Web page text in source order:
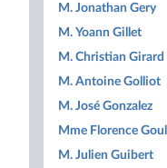
M. Jonathan Gery
M. Yoann Gillet
M. Christian Girard
M. Antoine Golliot
M. José Gonzalez
Mme Florence
M. Julien Guibert